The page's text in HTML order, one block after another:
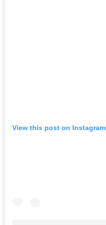
View this post on Instagram